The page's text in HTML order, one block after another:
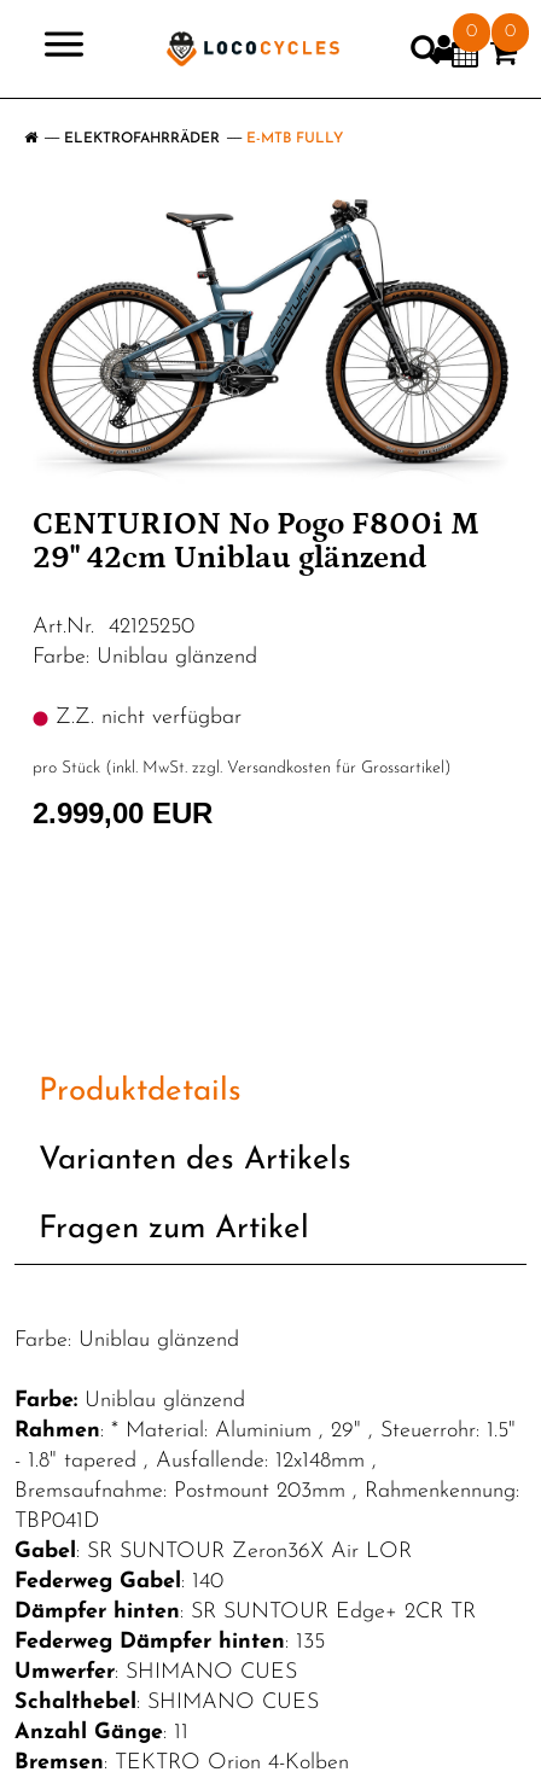
0 0
ELEKTROFAHRRÄDER E-MTB FULLY
CENTURION No Pogo F800i M
29" 42cm Uniblau glänzend
Art.Nr. 42125250
Farbe: Uniblau glänzend
Z.Z. nicht verfügbar
pro Stück (inkl. MwSt. zzgl. Versandkosten für Grossartikel )
2.999,00 EUR
Produktdetails
Varianten des Artikels
Fragen zum Artikel
Farbe: Uniblau glänzend
Farbe: Uniblau glänzend
Rahmen: * Material: Aluminium , 29" , Steuerrohr: 1.5"
- 1.8" tapered , Ausfallende: 12x148mm ,
Bremsaufnahme: Postmount 203mm , Rahmenkennung:
TBP041D
Gabel : SR SUNTOUR Zeron36X Air LOR
Federweg Gabel : 140
Dämpfer hinten: SR SUNTOUR Edge+ 2CR TR
Federweg Dämpfer hinten: 135
Umwerfer: SHIMANO CUES
Schalthebel : SHIMANO CUES
Anzahl Gänge: 11
Bremsen: TEKTRO Orion 4-Kolben